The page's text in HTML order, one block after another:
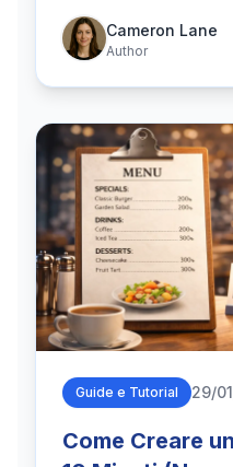
collaboratore e
aggiornato.Cameron Lane
Author
Guide e Tutorial 29/
Come Creare